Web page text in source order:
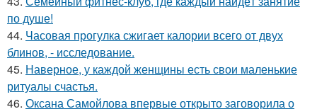
по душе!
44. Часовая прогулка сжигает калории всего от двух
блинов, - исследование.
45. Наверное, у каждой женщины есть свои маленькие
ритуалы счастья.
46. Оксана Самойлова впервые открыто заговорила о